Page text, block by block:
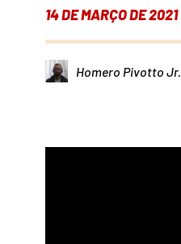
14 DE MARÇO DE 2021
Homero Pivotto Jr.